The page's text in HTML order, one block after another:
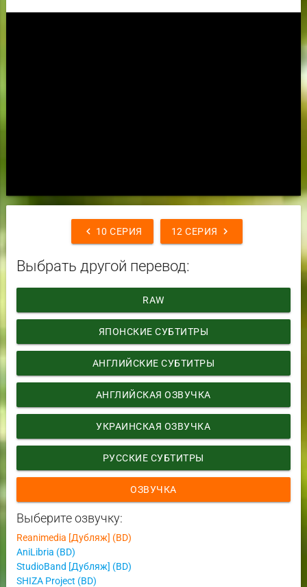
chevron_left 10 СЕРИЯ chevron_right
12 СЕРИЯ
Выбрать другой перевод:
RAW
ЯПОНСКИЕ СУБТИТРЫ
АНГЛИЙСКИЕ СУБТИТРЫ
АНГЛИЙСКАЯ ОЗВУЧКА
УКРАИНСКАЯ ОЗВУЧКА
РУССКИЕ СУБТИТРЫ
ОЗВУЧКА
Выберите озвучку:
Reanimedia [Дубляж] (BD)
AniLibria (BD)
StudioBand [Дубляж] (BD)
SHIZA Project (BD)